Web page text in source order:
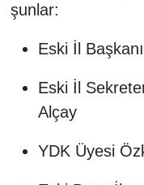
şunlar:
Eski İl
Eski İl
Alçay
YDK Üyesi